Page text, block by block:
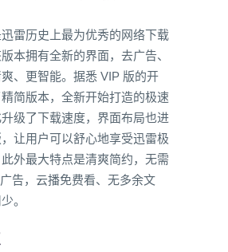
雷历史上最为优秀的网络下载
本拥有全新的界面，去广告、
、更智能。据悉 VIP 版的开
简版本，全新开始打造的极速
级了下载速度，界面布局也进
让用户可以舒心地享受迅雷极
外最大特点是清爽简约，无需
告，云播免费看、无多余文
。